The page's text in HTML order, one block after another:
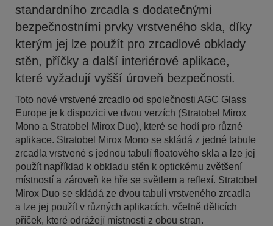
standardního zrcadla s dodatečnými
bezpečnostními prvky vrstveného skla, díky
kterým jej lze použít pro zrcadlové obklady
stěn, příčky a další interiérové aplikace,
které vyžadují vyšší úroveň bezpečnosti.
Toto nové vrstvené zrcadlo od společnosti AGC Glass
Europe je k dispozici ve dvou verzích (Stratobel Mirox
Mono a Stratobel Mirox Duo), které se hodí pro různé
aplikace. Stratobel Mirox Mono se skládá z jedné tabule
zrcadla vrstvené s jednou tabulí floatového skla a lze jej
použít například k obkladu stěn k optickému zvětšení
místností a zároveň ke hře se světlem a reflexí. Stratobel
Mirox Duo se skládá ze dvou tabulí vrstveného zrcadla
a lze jej použít v různých aplikacích, včetně dělicích
příček, které odrážejí místnosti z obou stran.